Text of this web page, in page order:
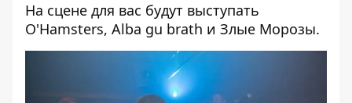
На сцене для вас будут выступать
O'Hamsters, Alba gu brath и Злые Морозы.